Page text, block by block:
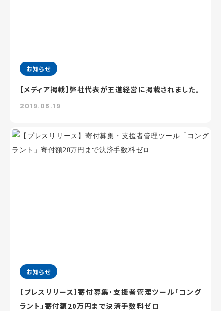
お知らせ
【メディア掲載】弊社代表が王道経営に掲載されました。
2019.06.19
お知らせ
【プレスリリース】寄付募集・支援者管理ツール「コング
ラント」寄付額20万円まで決済手数料ゼロ